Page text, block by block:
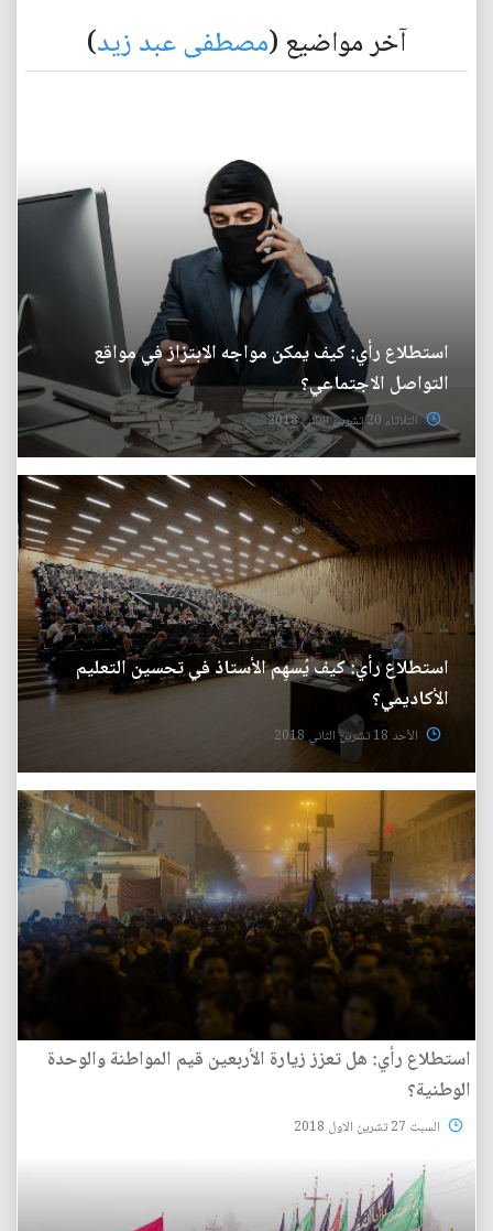
آخر مواضيع (مصطفى عبد زيد)
استطلاع رأي: كيف يمكن مواجه الابتزاز في مواقع
التواصل الاجتماعي؟
الثلاثاء 20 تشرين الثاني 2018
استطلاع رأي: كيف يُسهِم الأستاذ في تحسين التعليم
الأكاديمي؟
الأحد 18 تشرين الثاني 2018
استطلاع رأي: هل تعزز زيارة الأربعين قيم المواطنة والوحدة
الوطنية؟
السبت 27 تشرين الاول 2018